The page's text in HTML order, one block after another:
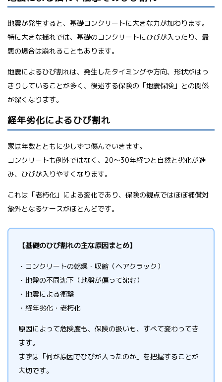
地震が発生すると、基礎コンクリートに大きな力が加わります。
特に大きな揺れでは、基礎のコンクリートにひびが入ったり、最
悪の場合は崩れることもあります。
地震によるひび割れは、発生したタイミングや方向、形状がはっ
きりしていることが多く、後述する保険の「地震保険」との関係
が深くなります。
経年劣化によるひび割れ
家は年数とともに少しずつ傷んでいきます。
コンクリートも例外ではなく、20〜30年経つと自然と劣化が進
み、ひびが入りやすくなります。
これは「老朽化」による変化であり、保険の観点ではほぼ補償対
象外となるケースがほとんどです。
【基礎のひび割れの主な原因まとめ】
・コンクリートの乾燥・収縮（ヘアクラック）
・地盤の不同沈下（地盤が偏って沈む）
・地震による衝撃
・経年劣化・老朽化
原因によって危険度も、保険の扱いも、すべて変わってき
ます。
まずは「何が原因でひびが入ったのか」を把握することが
大切です。